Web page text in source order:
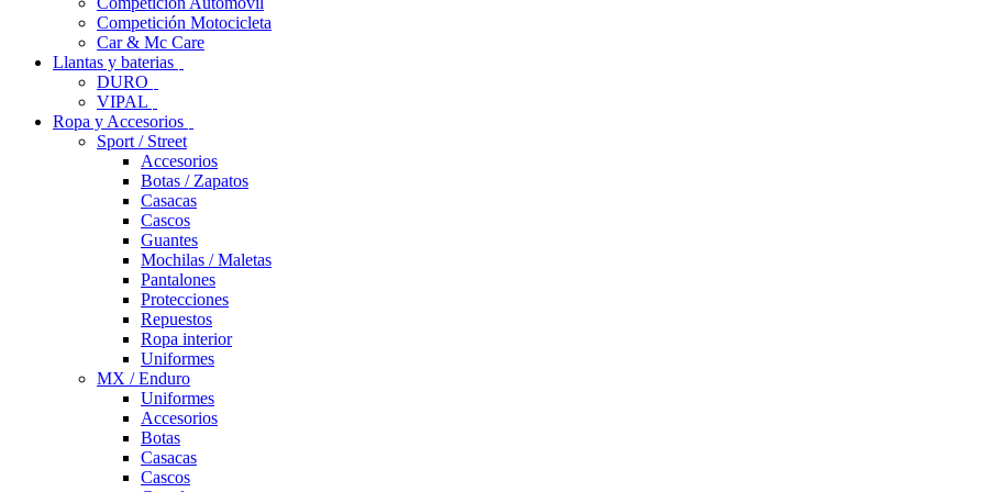
Competición Motocicleta
Car & Mc Care
Llantas y baterias
DURO
VIPAL
Ropa y Accesorios
Sport / Street
Accesorios
Botas / Zapatos
Casacas
Cascos
Guantes
Mochilas / Maletas
Pantalones
Protecciones
Repuestos
Ropa interior
Uniformes
MX / Enduro
Uniformes
Accesorios
Botas
Casacas
Cascos